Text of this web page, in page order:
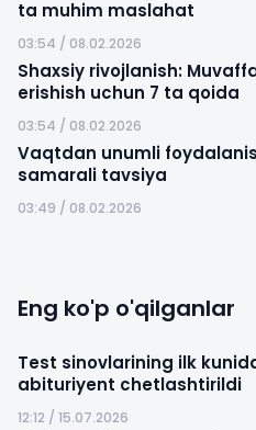
ta muhim maslahat
03:54 / 08.02.2026
Shaxsiy rivojlanish:
erishish uchun 7 ta qoida
03:54 / 08.02.2026
Vaqtdan unumli
samarali tavsiya
03:49 / 08.02.2026
Eng ko'p o'qilganlar
Test sinovlarining ilk
abituriyent chetlashtirildi
12:12 / 15.07.2026